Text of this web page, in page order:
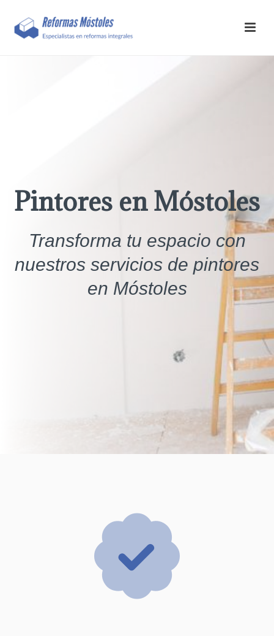
Pintores en Móstoles
Transforma tu espacio con
nuestros servicios de pintores
en Móstoles